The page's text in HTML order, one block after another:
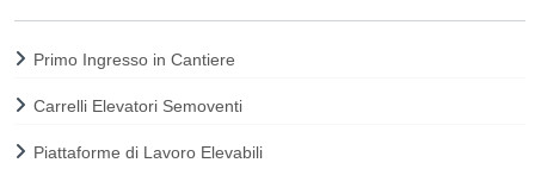
Primo Ingresso in Cantiere
Carrelli Elevatori Semoventi
Piattaforme di Lavoro Elevabili